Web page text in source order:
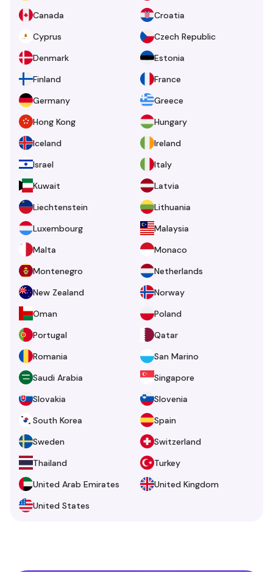
Canada
Croatia
Cyprus
Czech Republic
Denmark
Estonia
Finland
France
Germany
Greece
Hong Kong
Hungary
Iceland
Ireland
Israel
Italy
Kuwait
Latvia
Liechtenstein
Lithuania
Luxembourg
Malaysia
Malta
Monaco
Montenegro
Netherlands
New Zealand
Norway
Oman
Poland
Portugal
Qatar
Romania
San Marino
Saudi Arabia
Singapore
Slovakia
Slovenia
South Korea
Spain
Sweden
Switzerland
Thailand
Turkey
United Arab Emirates
United Kingdom
United States